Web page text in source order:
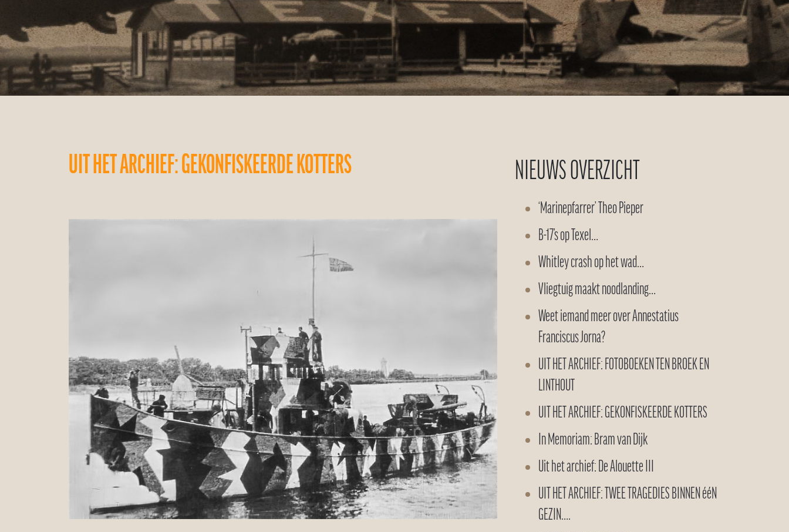
UIT HET ARCHIEF: GEKONFISKEERDE KOTTERS NIEUWS OVERZICHT
‘Marinepfarrer’ Theo Pieper
B-17’s op Texel…
Whitley crash op het wad…
Vliegtuig maakt noodlanding…
Weet iemand meer over Annestatius
Franciscus Jorna?
UIT HET ARCHIEF: FOTOBOEKEN TEN BROEK EN
LINTHOUT
UIT HET ARCHIEF: GEKONFISKEERDE KOTTERS
In Memoriam: Bram van Dijk
Uit het archief: De Alouette III
UIT HET ARCHIEF: TWEE TRAGEDIES BINNEN ééN
GEZIN….